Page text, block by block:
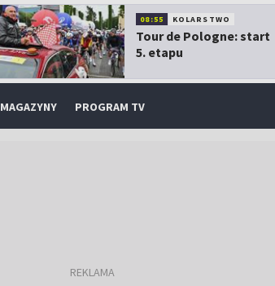
08:55 KOLARSTWO
Tour de Pologne: start
5. etapu
MAGAZYNY PROGRAM TV